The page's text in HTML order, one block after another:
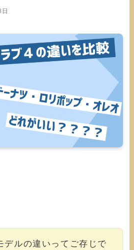
デルの違いってご存じで